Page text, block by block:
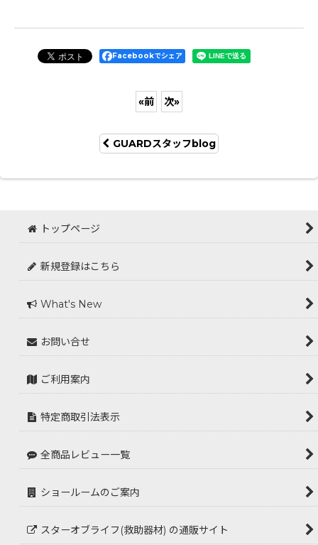
Facebookでシェア
«前 次»
GUARDスタッフblog
トップページ
新規登録はこちら
What's New
お問い合せ
ご利用案内
特定商取引法表示
全商品レビュー一覧
ショールームのご案内
スターオブライフ(救助器材) の通販サイト